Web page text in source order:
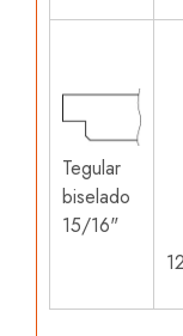
Tegular
biselado
15/16"